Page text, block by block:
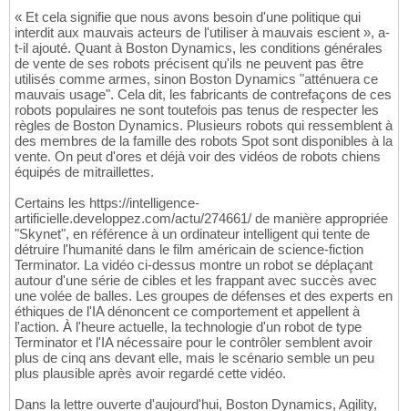
« Et cela signifie que nous avons besoin d'une politique qui
interdit aux mauvais acteurs de l'utiliser à mauvais escient », a-
t-il ajouté. Quant à Boston Dynamics, les conditions générales
de vente de ses robots précisent qu'ils ne peuvent pas être
utilisés comme armes, sinon Boston Dynamics "atténuera ce
mauvais usage". Cela dit, les fabricants de contrefaçons de ces
robots populaires ne sont toutefois pas tenus de respecter les
règles de Boston Dynamics. Plusieurs robots qui ressemblent à
des membres de la famille des robots Spot sont disponibles à la
vente. On peut d'ores et déjà voir des vidéos de robots chiens
équipés de mitraillettes.
Certains les https://intelligence-
artificielle.developpez.com/actu/274661/ de manière appropriée
"Skynet", en référence à un ordinateur intelligent qui tente de
détruire l'humanité dans le film américain de science-fiction
Terminator. La vidéo ci-dessus montre un robot se déplaçant
autour d'une série de cibles et les frappant avec succès avec
une volée de balles. Les groupes de défenses et des experts en
éthiques de l'IA dénoncent ce comportement et appellent à
l'action. À l'heure actuelle, la technologie d'un robot de type
Terminator et l'IA nécessaire pour le contrôler semblent avoir
plus de cinq ans devant elle, mais le scénario semble un peu
plus plausible après avoir regardé cette vidéo.
Dans la lettre ouverte d'aujourd'hui, Boston Dynamics, Agility,